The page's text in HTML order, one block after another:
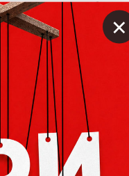
xxx 1 год назад
полностью
отправляйте предоплат!
Ответить
×